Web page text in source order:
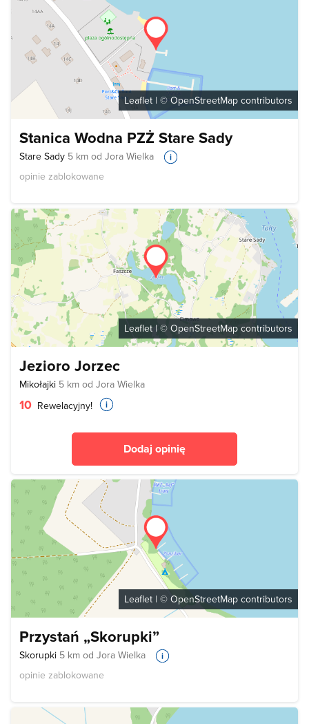
Leaflet | © OpenStreetMap contributors
Stanica Wodna PZŻ Stare Sady
Stare Sady 5 km od Jora Wielka
opinie zablokowane
Leaflet | © OpenStreetMap contributors
Jezioro Jorzec
Mikołajki 5 km od Jora Wielka
10 Rewelacyjny!
Dodaj opinię
Leaflet | © OpenStreetMap contributors
Przystań „Skorupki”
Skorupki 5 km od Jora Wielka
opinie zablokowane